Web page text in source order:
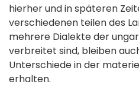
hierher und in späteren
verschiedenen teilen des
mehrere Dialekte der
verbreitet sind, bleiben
Unterschiede in der
erhalten.